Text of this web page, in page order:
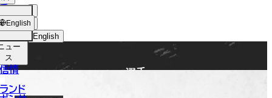
English
ョッ
プ
ュー
ス
情
ンド
English
選手